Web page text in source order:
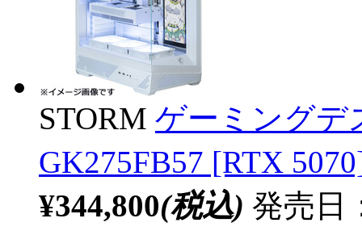
STORM ゲーミングデ
GK275FB57 [RTX
¥344,800(税込) 発売日